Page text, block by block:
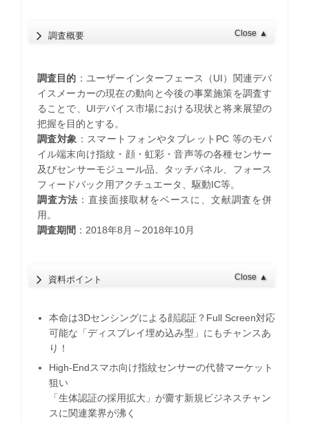
調査概要 Close ▲
調査目的 ：ユーザーインターフェース（UI）関連デバ
イスメーカーの現在の動向と今後の事業施策を調査す
ることで、UIデバイス市場における現状と将来展望の
把握を目的とする。
調査対象 ：スマートフォンやタブレットPC 等のモバ
イル端末向け指紋・顔・虹彩・音声等の各種センサー
及びセンサーモジュール品、タッチパネル、フォース
フィードバック用アクチュエータ、駆動IC等。
調査方法 ：直接面接取材をベースに、文献調査を併
用。
調査期間 ：2018年8月～2018年10月
資料ポイント Close ▲
本命は3Dセンシングによる顔認証？Full Screen対応
可能な「ディスプレイ埋め込み型」にもチャンスあ
り！
High-Endスマホ向け指紋センサーの代替マーケット
狙い
「生体認証の採用拡大」が齎す新規ビジネスチャン
スに関連業界が沸く